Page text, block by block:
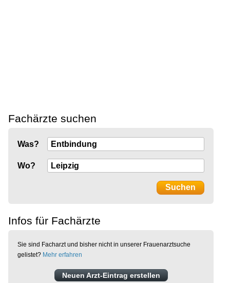
Fachärzte suchen
Was?
Wo?
Infos für Fachärzte
Sie sind Facharzt und bisher nicht in unserer Frauenarztsuche
gelistet? Mehr erfahren
Neuen Arzt-Eintrag erstellen